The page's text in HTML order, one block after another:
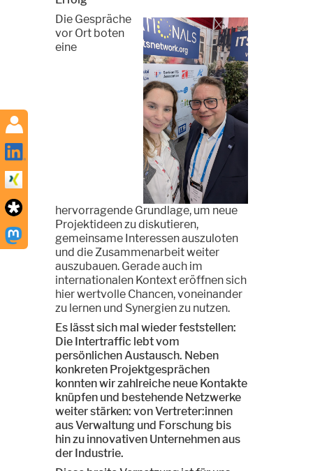
Die Gespräche
vor Ort boten
eine
hervorragende Grundlage, um neue
Projektideen zu diskutieren,
gemeinsame Interessen auszuloten
und die Zusammenarbeit weiter
auszubauen. Gerade auch im
internationalen Kontext eröffnen sich
hier wertvolle Chancen, voneinander
zu lernen und Synergien zu nutzen.
Es lässt sich mal wieder feststellen:
Die Intertraffic lebt vom
persönlichen Austausch. Neben
konkreten Projektgesprächen
konnten wir zahlreiche neue Kontakte
knüpfen und bestehende Netzwerke
weiter stärken: von Vertreter:innen
aus Verwaltung und Forschung bis
hin zu innovativen Unternehmen aus
der Industrie.